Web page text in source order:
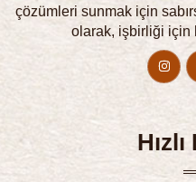
çözümleri sunmak için
olarak, işbirliği için